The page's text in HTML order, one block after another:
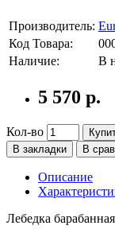
Производитель:
Код Товара:
Наличие:
В
5 570 р.
Кол-во
В закладки
В
Описание
Лебедка